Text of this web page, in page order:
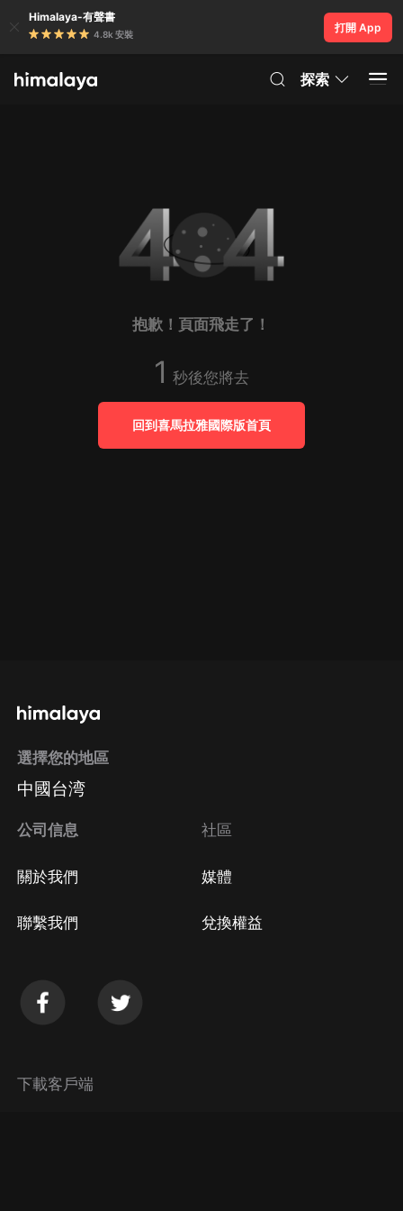
Himalaya-有聲書
4.8k 安裝
打開 App
探索
抱歉！頁面飛走了！
1 秒後您將去
回到喜馬拉雅國際版首頁
選擇您的地區
中國台湾
公司信息
關於我們
聯繫我們
社區
媒體
兌換權益
下載客戶端